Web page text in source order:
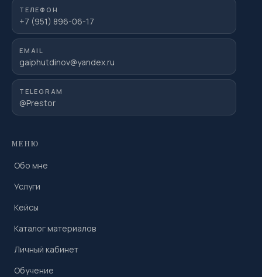
ТЕЛЕФОН
+7 (951) 896-06-17
EMAIL
gaiphutdinov@yandex.ru
TELEGRAM
@Prestor
МЕНЮ
Обо мне
Услуги
Кейсы
Каталог материалов
Личный кабинет
Обучение